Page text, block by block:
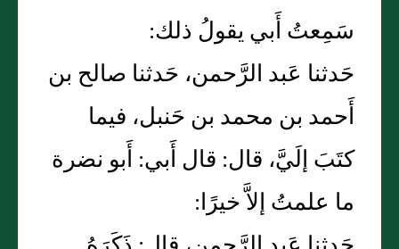
سَمِعتُ أَبي يقولُ ذلك:
حَدثنا عَبد الرَّحمن، حَدثنا صالح بن
أَحمد بن محمد بن حَنبل، فيما
كتَبَ إلَيَّ، قال: قال أَبي: أَبو نضرة
ما علمتُ إلاَّ خيرًا: